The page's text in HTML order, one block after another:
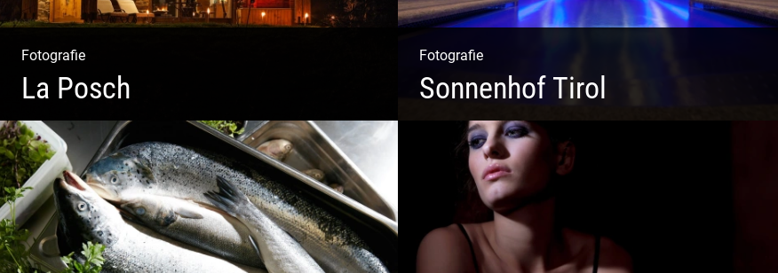
Fotografie
La Posch
Kuschelige Chalets | Traumhaftes Tirol | Luxuriöse
Auszeit | Alpiner Lifestyle
Fotografie
Sonnenhof Tirol
Freundliches Team | Moderne Zimmer | Luxuriöser Spa |
Coole Köche